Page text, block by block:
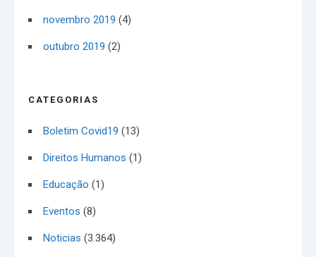
novembro 2019 (4)
outubro 2019 (2)
CATEGORIAS
Boletim Covid19 (13)
Direitos Humanos (1)
Educação (1)
Eventos (8)
Noticias (3.364)